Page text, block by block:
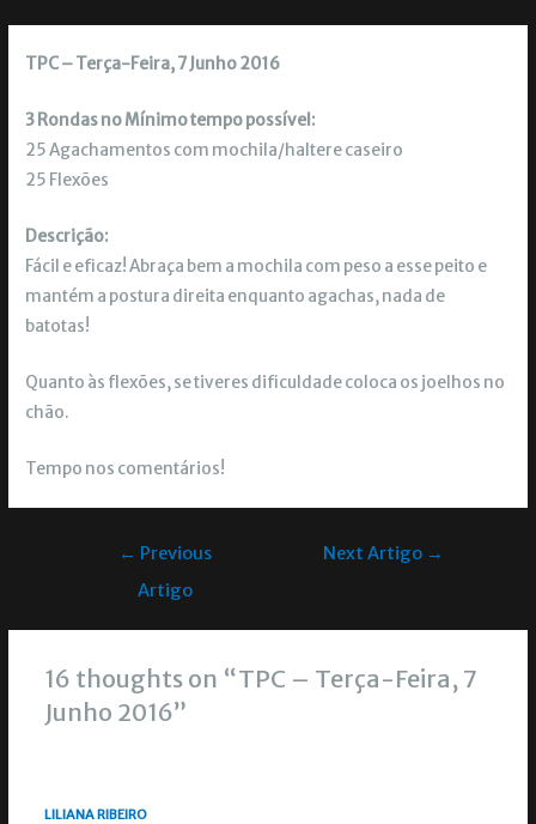
TPC – Terça-Feira, 7 Junho 2016
3 Rondas no Mínimo tempo possível:
25 Agachamentos com mochila/haltere caseiro
25 Flexões
Descrição:
Fácil e eficaz! Abraça bem a mochila com peso a esse peito e
mantém a postura direita enquanto agachas, nada de
batotas!
Quanto às flexões, se tiveres dificuldade coloca os joelhos no
chão.
Tempo nos comentários!
← Previous
Artigo
Next Artigo →
16 thoughts on “TPC – Terça-Feira, 7
Junho 2016”
LILIANA RIBEIRO